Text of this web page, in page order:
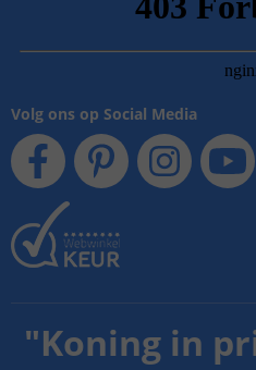
Volg ons op Social Media
"Koning in